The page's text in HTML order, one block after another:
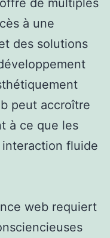
à une
des solutions
peut accroître
à ce que les
interaction fluide
web requiert